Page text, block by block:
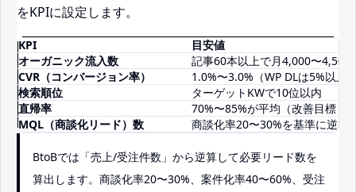
をKPIに設定します。
KPI
目安値
オーガニック流入数
記事60本以上で月4,000〜4,500
CVR（コンバージョン率）
1.0%〜3.0%（WP DLは5%以上
検索順位
ターゲットKWで10位以内
直帰率
70%〜85%が平均（改善目標：
MQL（商談化リード）数
商談化率20〜30%を基準に逆算
BtoBでは「売上/受注件数」から逆算して必要リード数を
算出します。商談化率20〜30%、案件化率40〜60%、受注